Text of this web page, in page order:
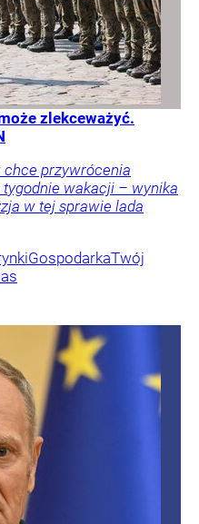
zlekceważyć.
przywrócenia
wakacji – wynika
w tej sprawie lada
GospodarkaTwój